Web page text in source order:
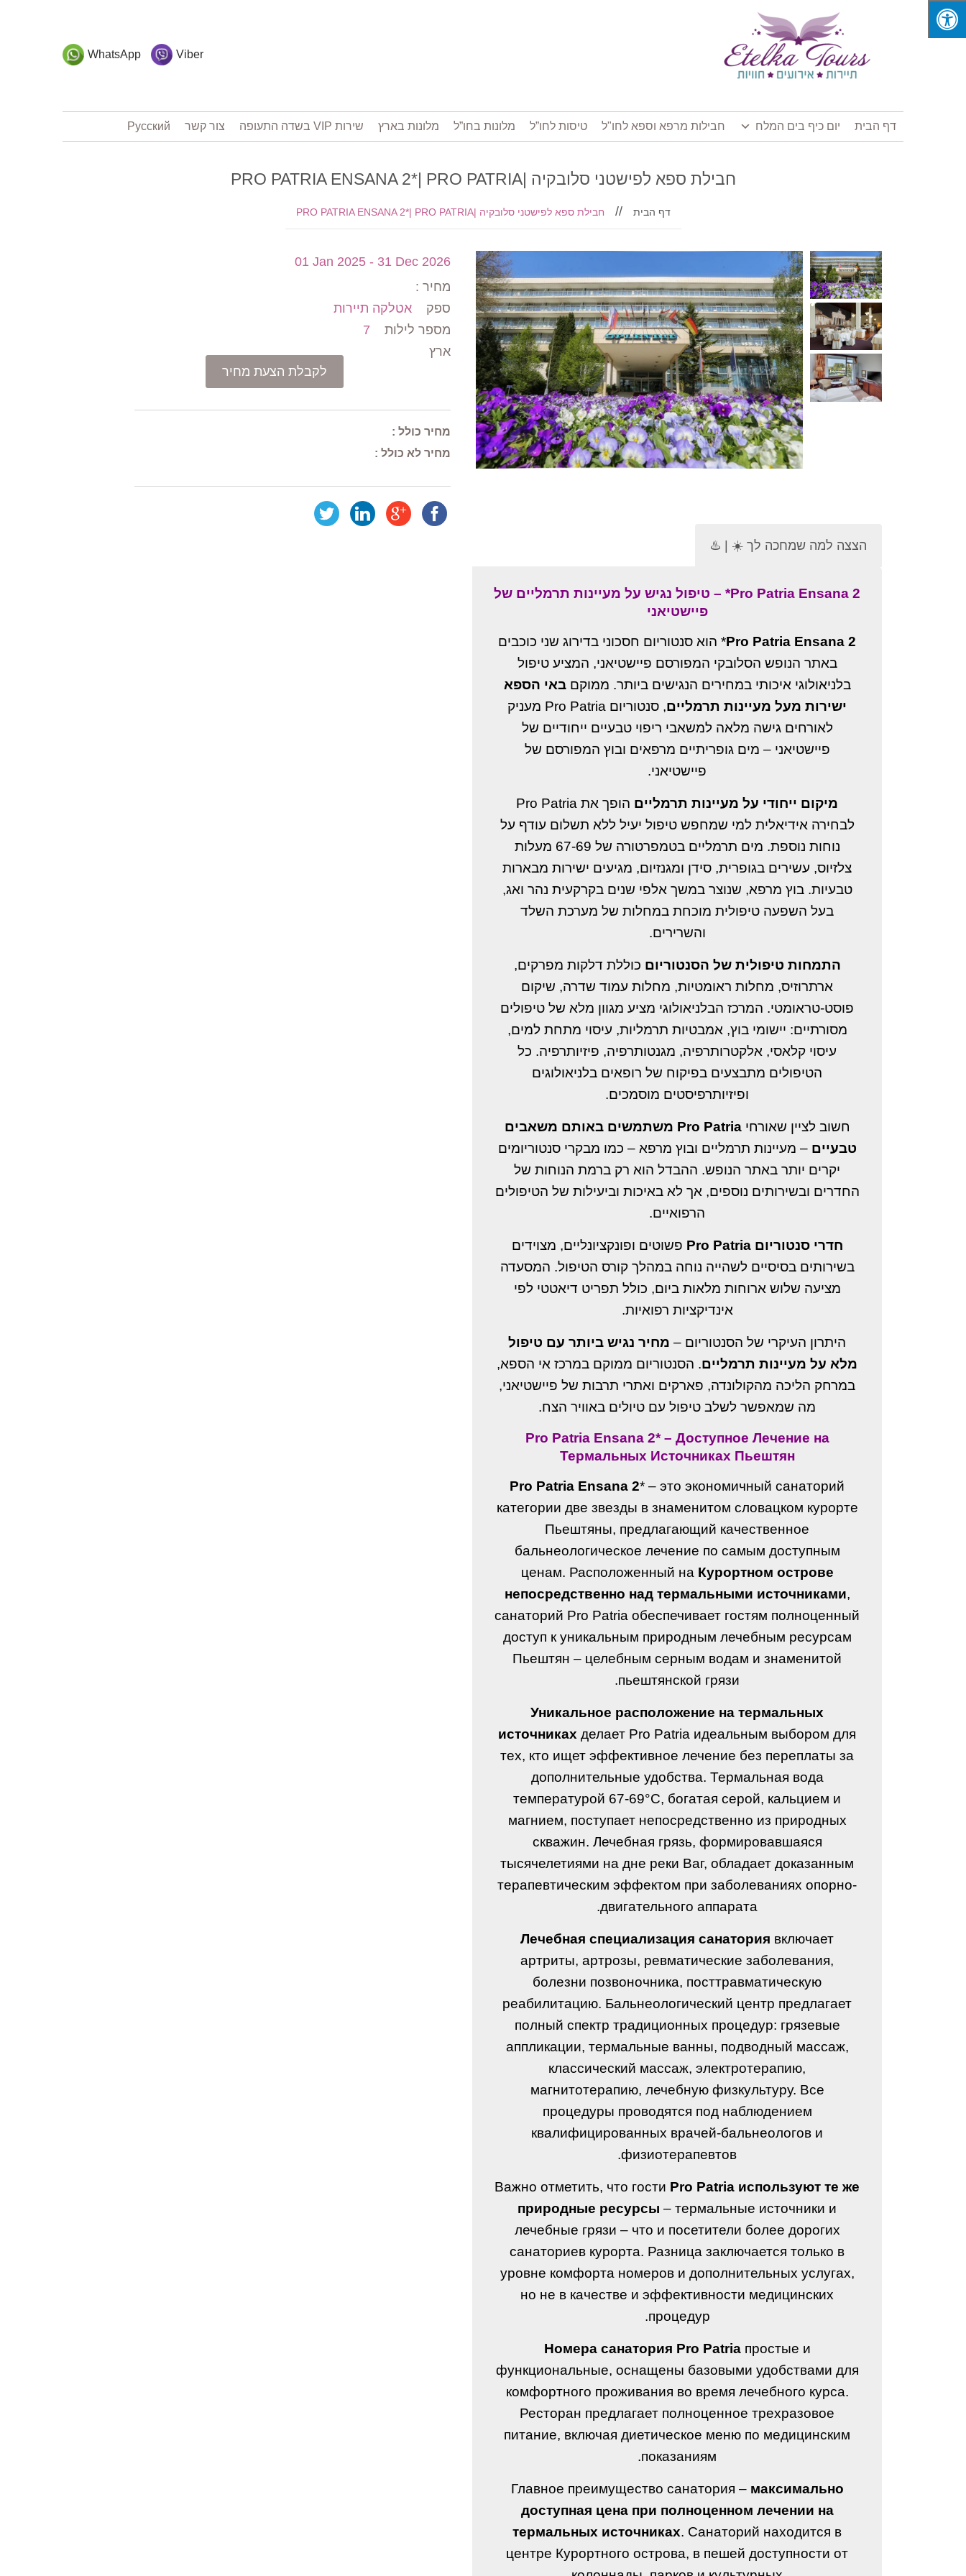
Viber
WhatsApp
דף הבית יום כיף בים המלח חבילות מרפא וספא לחו"ל טיסות לחו”ל מלונות בחו”ל מלונות בארץ שירות VIP בשדה התעופה צור קשר Русский
חבילת ספא לפישטני סלובקיה |PRO PATRIA ENSANA 2*| PRO PATRIA
דף הבית חבילת ספא לפישטני סלובקיה |PRO PATRIA ENSANA 2*| PRO PATRIA
הצצה למה שמחכה לך ☀️ | ♨️
Pro Patria Ensana 2* – טיפול נגיש על מעיינות תרמליים של
פיישטיאני
Pro Patria Ensana 2* הוא סנטוריום חסכוני בדירוג שני כוכבים
באתר הנופש הסלובקי המפורסם פיישטיאני, המציע טיפול
בלניאולוגי איכותי במחירים הנגישים ביותר. ממוקםבאי הספא
ישירות מעל מעיינות תרמליים
, סנטוריום Pro Patria מעניק
לאורחים גישה מלאה למשאבי ריפוי טבעיים ייחודיים של
פיישטיאני – מים גופריתיים מרפאים ובוץ המפורסם של
פיישטיאני.
מיקום ייחודי על מעיינות תרמליים
הופך את Pro Patria
לבחירה אידיאלית למי שמחפש טיפול יעיל ללא תשלום עודף על
נוחות נוספת. מים תרמליים בטמפרטורה של 67-69 מעלות
צלזיוס, עשירים בגופרית, סידן ומגנזיום, מגיעים ישירות מבארות
טבעיות. בוץ מרפא, שנוצר במשך אלפי שנים בקרקעית נהר ואג,
בעל השפעה טיפולית מוכחת במחלות של מערכת השלד
והשרירים.
התמחות טיפולית של הסנטוריום כוללת דלקות מפרקים,
ארתרוזיס, מחלות ראומטיות, מחלות עמוד שדרה, שיקום
פוסט-טראומטי. המרכז הבלניאולוגי מציע מגוון מלא של טיפולים
מסורתיים: יישומי בוץ, אמבטיות תרמליות, עיסוי מתחת למים,
עיסוי קלאסי, אלקטרותרפיה, מגנטותרפיה, פיזיותרפיה. כל
הטיפולים מתבצעים בפיקוח של רופאים בלניאולוגים
ופיזיותרפיסטים מוסמכים.
חשוב לציין שאורחי
Pro Patria משתמשים באותם משאבים
טבעיים – מעיינות תרמליים ובוץ מרפא – כמו מבקרי סנטוריומים
יקרים יותר באתר הנופש. ההבדל הוא רק ברמת הנוחות של
החדרים ובשירותים נוספים, אך לא באיכות וביעילות של הטיפולים
הרפואיים.
חדרי סנטוריום Pro Patria
פשוטים ופונקציונליים, מצוידים
בשירותים בסיסיים לשהייה נוחה במהלך קורס הטיפול. המסעדה
מציעה שלוש ארוחות מלאות ביום, כולל תפריט דיאטטי לפי
אינדיקציות רפואיות.
היתרון העיקרי של הסנטוריום – מחיר נגיש ביותר עם טיפול
מלא על מעיינות תרמליים. הסנטוריום ממוקם במרכז אי הספא,
במרחק הליכה מהקולונדה, פארקים ואתרי תרבות של פיישטיאני,
מה שמאפשר לשלב טיפול עם טיולים באוויר הצח.
Pro Patria Ensana 2* – Доступное Лечение на
Термальных Источниках Пьештян
Pro Patria Ensana 2* – это экономичный санаторий
категории две звезды в знаменитом словацком курорте
Пьештяны, предлагающий качественное
бальнеологическое лечение по самым доступным
ценам. Расположенный на Курортном острове
непосредственно над термальными источниками,
санаторий Pro Patria обеспечивает гостям полноценный
доступ к уникальным природным лечебным ресурсам
Пьештян – целебным серным водам и знаменитой
пьештянской грязи.
Уникальное расположение на термальных
источниках делает Pro Patria идеальным выбором для
тех, кто ищет эффективное лечение без переплаты за
дополнительные удобства. Термальная вода
температурой 67-69°C, богатая серой, кальцием и
магнием, поступает непосредственно из природных
скважин. Лечебная грязь, формировавшаяся
тысячелетиями на дне реки Ваг, обладает доказанным
терапевтическим эффектом при заболеваниях опорно-
двигательного аппарата.
Лечебная специализация санатория включает
артриты, артрозы, ревматические заболевания,
болезни позвоночника, посттравматическую
реабилитацию. Бальнеологический центр предлагает
полный спектр традиционных процедур: грязевые
аппликации, термальные ванны, подводный массаж,
классический массаж, электротерапию,
магнитотерапию, лечебную физкультуру. Все
процедуры проводятся под наблюдением
квалифицированных врачей-бальнеологов и
физиотерапевтов.
Важно отметить, что гости Pro Patria используют те же
природные ресурсы – термальные источники и
лечебные грязи – что и посетители более дорогих
санаториев курорта. Разница заключается только в
уровне комфорта номеров и дополнительных услугах,
но не в качестве и эффективности медицинских
процедур.
Номера санатория Pro Patriaпростые и
функциональные, оснащены базовыми удобствами для
комфортного проживания во время лечебного курса.
Ресторан предлагает полноценное трехразовое
питание, включая диетическое меню по медицинским
показаниям.
Главное преимущество санатория – максимально
доступная цена при полноценном лечении на
термальных источниках. Санаторий находится в
центре Курортного острова, в пешей доступности от
01 Jan 2025 - 31 Dec 2026
מחיר :
ספק
אטלקה תיירות
מספר לילות
7
ארץ
לקבלת הצעת מחיר
מחיר כולל :
מחיר לא כולל :